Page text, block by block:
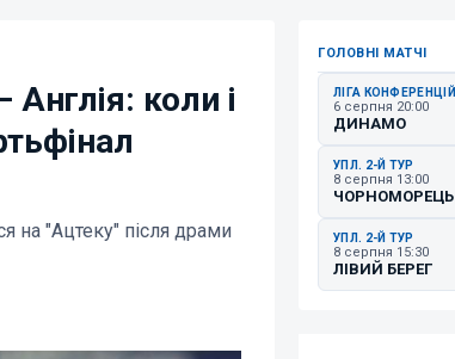
коли і
на "Ацтеку" після драми
ГОЛОВНІ МАТЧІ
ЛІГА КОНФЕРЕНЦІЙ
6 серпня 20:00
ДИНАМО
УПЛ. 2-Й ТУР
8 серпня 13:00
ЧОРНОМОРЕЦЬ
УПЛ. 2-Й ТУР
8 серпня 15:30
ЛІВИЙ БЕРЕГ